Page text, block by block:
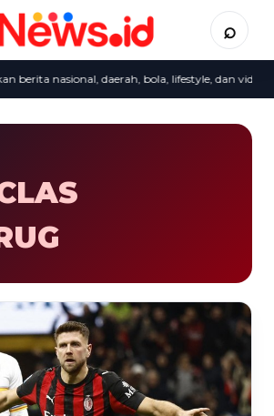
⌕
berita nasional, daerah, bola, lifestyle, dan video